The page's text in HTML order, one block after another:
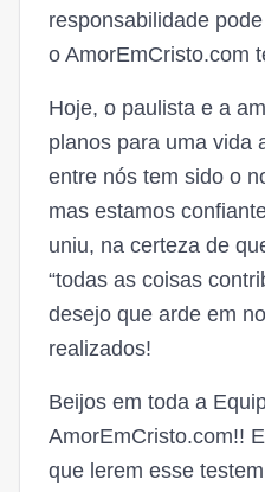
responsabilidade
o AmorEmCristo.com
Hoje, o paulista e a
planos para uma vida
entre nós tem sido o
mas estamos
uniu, na certeza de
“todas as coisas
desejo que arde em
realizados!
Beijos em toda a
AmorEmCristo.com!!
que lerem esse